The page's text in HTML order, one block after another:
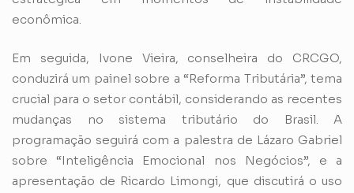
econômica.
Em seguida, Ivone Vieira, conselheira do CRCGO,
conduzirá um painel sobre a “Reforma Tributária”, tema
crucial para o setor contábil, considerando as recentes
mudanças no sistema tributário do Brasil. A
programação seguirá com a palestra de Lázaro Gabriel
sobre “Inteligência Emocional nos Negócios”, e a
apresentação de Ricardo Limongi, que discutirá o uso